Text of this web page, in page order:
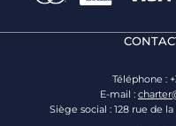
Téléphone :
E-mail :
Siège social : 128 rue de